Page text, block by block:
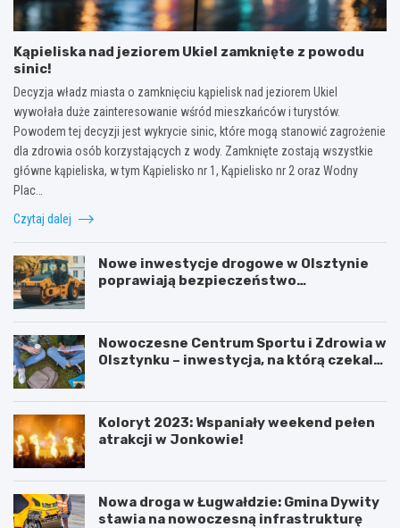
Kąpieliska nad jeziorem Ukiel zamknięte z powodu
sinic!
Decyzja władz miasta o zamknięciu kąpielisk nad jeziorem Ukiel
wywołała duże zainteresowanie wśród mieszkańców i turystów.
Powodem tej decyzji jest wykrycie sinic, które mogą stanowić zagrożenie
dla zdrowia osób korzystających z wody. Zamknięte zostają wszystkie
główne kąpieliska, w tym Kąpielisko nr 1, Kąpielisko nr 2 oraz Wodny
Plac…
Czytaj dalej
Nowe inwestycje drogowe w Olsztynie
poprawiają bezpieczeństwo
Nowoczesne Centrum Sportu i Zdrowia w
Olsztynku – inwestycja, na którą czekali
Koloryt 2023: Wspaniały weekend pełen
atrakcji w Jonkowie!
Nowa droga w Ługwałdzie: Gmina Dywity
stawia na nowoczesną infrastrukturę